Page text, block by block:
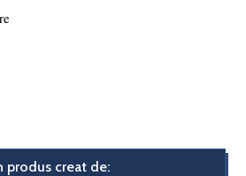
produs creat de: